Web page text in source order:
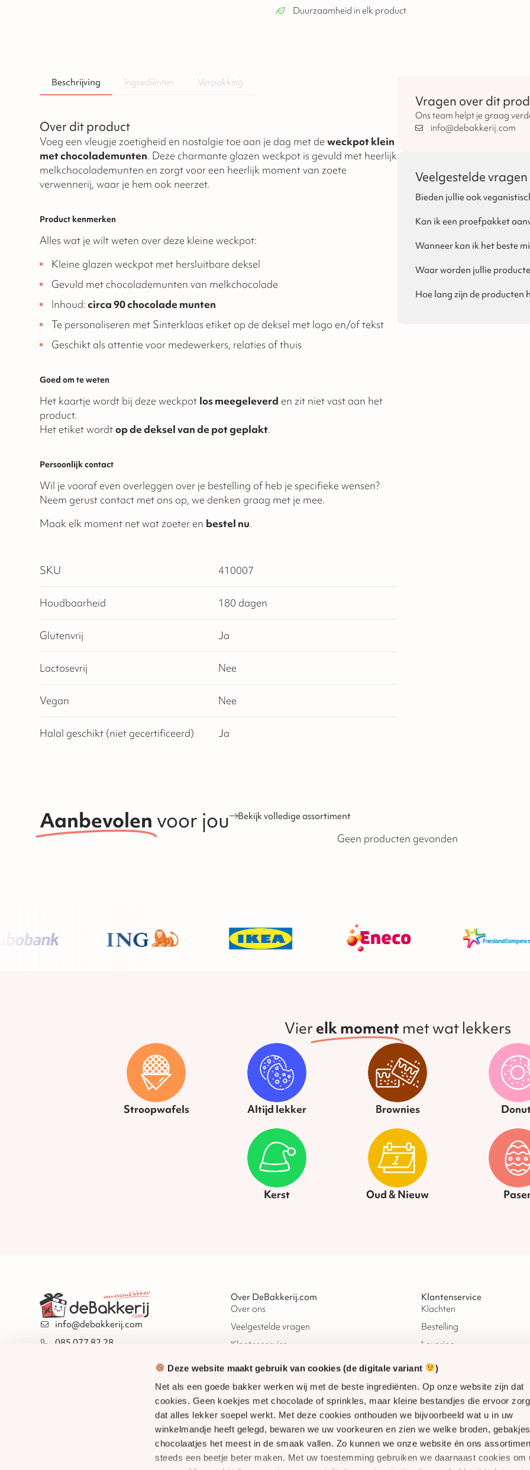
Deze website maakt gebruik van cookies (de digitale variant
)
Net als een goede bakker werken wij met de beste ingrediënten. Op onze website zijn dat
cookies. Geen koekjes met chocolade of sprinkles, maar kleine bestandjes die ervoor
dat alles lekker soepel werkt. Met deze cookies onthouden we bijvoorbeeld wat u in uw
winkelmandje heeft gelegd, bewaren we uw voorkeuren en zien we welke broden,
chocolaatjes het meest in de smaak vallen. Zo kunnen we onze website én ons
steeds een beetje beter maken. Met uw toestemming gebruiken we daarnaast cookies om
Duurzaamheid in elk product
Beschrijving Ingrediënten Verpakking
Over dit product
Voeg een vleugje zoetigheid en nostalgie toe aan je dag met deweckpot klein
met chocolademunten. Deze charmante glazen weckpot is gevuld met heerlijk
melkchocolademunten en zorgt voor een heerlijk moment van zoete
verwennerij, waar je hem ook neerzet.
Product kenmerken
Alles wat je wilt weten over deze kleine weckpot:
Kleine glazen weckpot met hersluitbare deksel
Gevuld met chocolademunten van melkchocolade
Inhoud:circa 90 chocolade munten
Te personaliseren met Sinterklaas etiket op de deksel met logo en/of tekst
Geschikt als attentie voor medewerkers, relaties of thuis
Goed om te weten
Het kaartje wordt bij deze weckpot los meegeleverd en zit niet vast aan het
product.
Het etiket wordtop de deksel van de pot geplakt.
Persoonlijk contact
Wil je vooraf even overleggen over je bestelling of heb je specifieke wensen?
Neem gerust contact met ons op, we denken graag met je mee.
Maak elk moment net wat zoeter en bestel nu.
SKU 410007
Houdbaarheid 180 dagen
Glutenvrij Ja
Lactosevrij Nee
Vegan Nee
Halal geschikt (niet gecertificeerd) Ja
Vragen over dit
Ons team helpt je graag
info@debakkerij.com
Veelgestelde vragen
Bieden jullie ook
van Sinterklaas, Kerst en
Kan ik een proefpakket
proefpakket bestellen via de
bij ons aan!
Wanneer kan ik het beste
houdbaarheidsdatum zo
houdbaar en geen probleem
de feestdagen in de buurt
bij ons is. Daarom raden wij
Waar worden jullie
de bakkerijen van onze
Hoe lang zijn de producten
Aanbevolen voor jou Bekijk volledige assortiment
Geen producten gevonden
Vier elk moment met wat lekkers
Stroopwafels Altijd lekker Brownies
Kerst Oud & Nieuw
info@debakkerij.com
085 077 82 28
BTW: NL868167988B01
Over DeBakkerij.com
Over ons
Veelgestelde vragen
Klantenservice
Duurzaamheid
Veilig betalen
Snel verzonden
Klantenservice
Klachten
Bestelling
Levering
Verzending
Betaling